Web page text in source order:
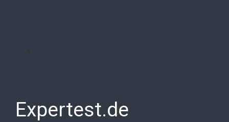
Expertest.de